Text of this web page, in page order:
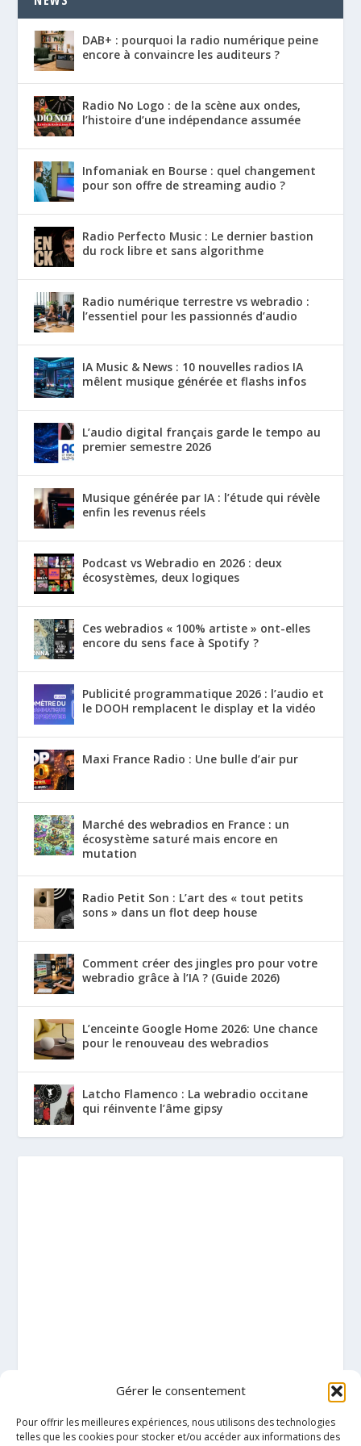
Gérer le consentement
Pour offrir les meilleures expériences, nous utilisons des technologies
telles que les cookies pour stocker et/ou accéder aux informations des
DAB+ : pourquoi la radio numérique peine
encore à convaincre les auditeurs ?
Radio No Logo : de la scène aux ondes,
l’histoire d’une indépendance assumée
Infomaniak en Bourse : quel changement
pour son offre de streaming audio ?
Radio Perfecto Music : Le dernier bastion
du rock libre et sans algorithme
Radio numérique terrestre vs webradio :
l’essentiel pour les passionnés d’audio
IA Music & News : 10 nouvelles radios IA
mêlent musique générée et flashs infos
L’audio digital français garde le tempo au
premier semestre 2026
Musique générée par IA : l’étude qui révèle
enfin les revenus réels
Podcast vs Webradio en 2026 : deux
écosystèmes, deux logiques
Ces webradios « 100% artiste » ont-elles
encore du sens face à Spotify ?
Publicité programmatique 2026 : l’audio et
le DOOH remplacent le display et la vidéo
Maxi France Radio : Une bulle d’air pur
Marché des webradios en France : un
écosystème saturé mais encore en
mutation
Radio Petit Son : L’art des « tout petits
sons » dans un flot deep house
Comment créer des jingles pro pour votre
webradio grâce à l’IA ? (Guide 2026)
L’enceinte Google Home 2026: Une chance
pour le renouveau des webradios
Latcho Flamenco : La webradio occitane
qui réinvente l’âme gipsy